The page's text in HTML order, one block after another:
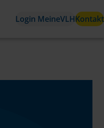
Login MeineVLHKontakt